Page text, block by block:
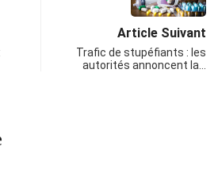
Article Suivant
Trafic de stupéfiants : les
autorités annoncent la…